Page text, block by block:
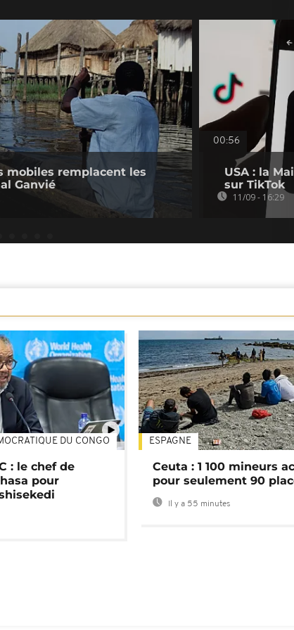
mobiles remplacent les
Ganvié
00:56
USA : la
sur TikTok
11/09 - 16:29
01:02
DU CONGO
: le chef de
pour
ESPAGNE
Ceuta : 1 100 mineurs
pour seulement 90
Il y a 55 minutes